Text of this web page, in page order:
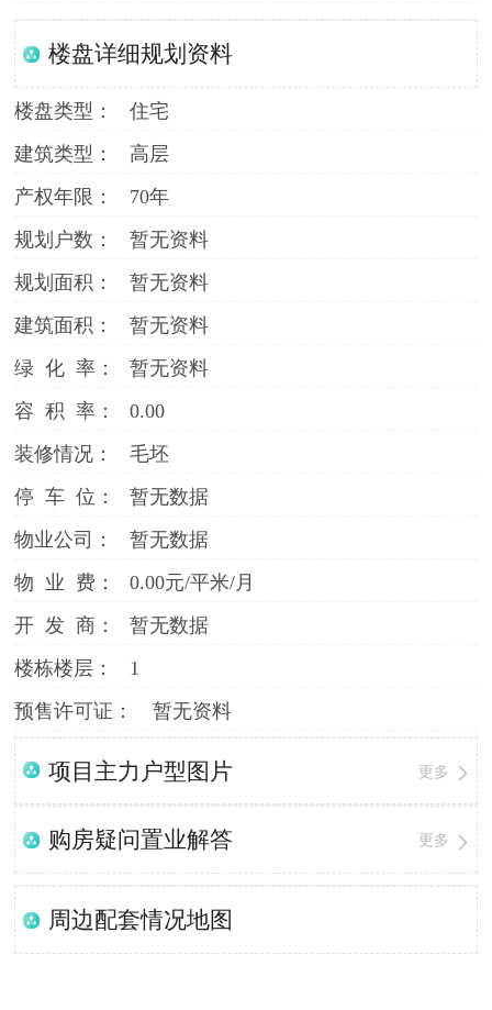
楼盘详细规划资料
楼盘类型：
住宅
建筑类型：
高层
产权年限：
70年
规划户数：
暂无资料
规划面积：
暂无资料
建筑面积：
暂无资料
绿 化 率：
暂无资料
容 积 率：
0.00
装修情况：
毛坯
停 车 位：
暂无数据
物业公司：
暂无数据
物 业 费：
0.00元/平米/月
开 发 商：
暂无数据
楼栋楼层：
1
预售许可证：
暂无资料
项目主力户型图片 更多
购房疑问置业解答 更多
周边配套情况地图